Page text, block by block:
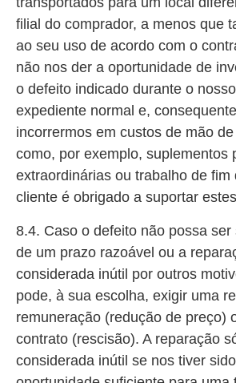
filial do comprador, a menos que
ao seu uso de acordo com o
não nos der a oportunidade de
o defeito indicado durante o
expediente normal e,
incorrermos em custos de mão
como, por exemplo, suplementos
extraordinárias ou trabalho de fim
cliente é obrigado a suportar
8.4. Caso o defeito não possa
de um prazo razoável ou a
considerada inútil por outros
pode, à sua escolha, exigir uma
remuneração (redução de preço)
contrato (rescisão). A reparação
considerada inútil se nos tiver